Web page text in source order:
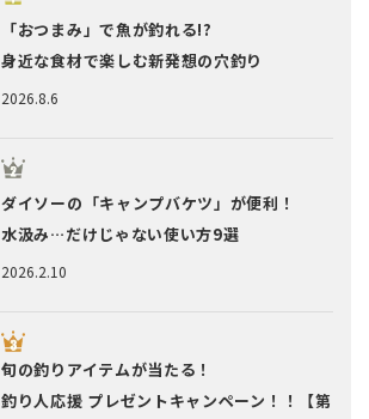
2026.8.6
「おつまみ」で魚が釣れる!?
身近な食材で楽しむ新発想の穴釣り
2026.2.10
ダイソーの「キャンプバケツ」が便利！
水汲み…だけじゃない使い方9選
旬の釣りアイテムが当たる！
釣り人応援 プレゼントキャンペーン！！【第